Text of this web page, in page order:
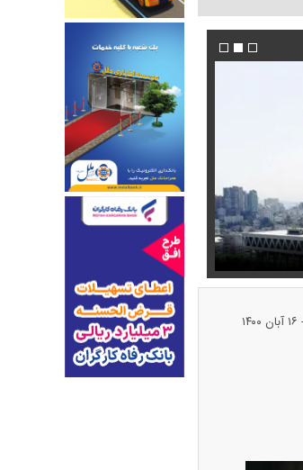
مصطفی
فیلم/پزشکیان:از قالیباف خواهش کردیم که رئیس
شود
استایل جدید صابر ابر در فضای مجازی